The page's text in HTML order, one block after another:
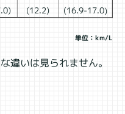
(12.2) (16.9-17.0)
単位：km/L
違いは見られません。